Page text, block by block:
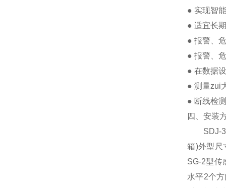
● 实现智
● 适宜长
● 报警、
● 报警、
● 在数据
● 测量zui
● 断线检
四、安装
SDJ-3N
箱)外型尺
SG-2型传
水平2个